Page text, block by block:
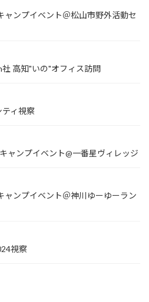
ャンプイベント＠松山市野外活動セ
高知"いの"オフィス訪問
ティ視察
ャンプイベント@一番星ヴィレッジ
ャンプイベント＠神川ゆーゆーラン
視察